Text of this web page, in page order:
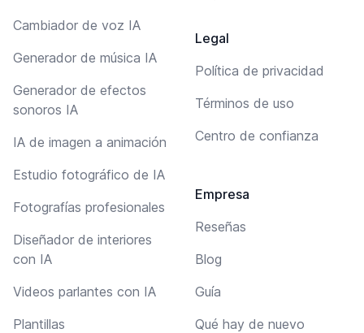
Cambiador de voz IA
Generador de música IA
Generador de efectos
sonoros IA
IA de imagen a animación
Estudio fotográfico de IA
Fotografías profesionales
Diseñador de interiores
con IA
Videos parlantes con IA
Plantillas
Legal
Política de privacidad
Términos de uso
Centro de confianza
Empresa
Reseñas
Blog
Guía
Qué hay de nuevo